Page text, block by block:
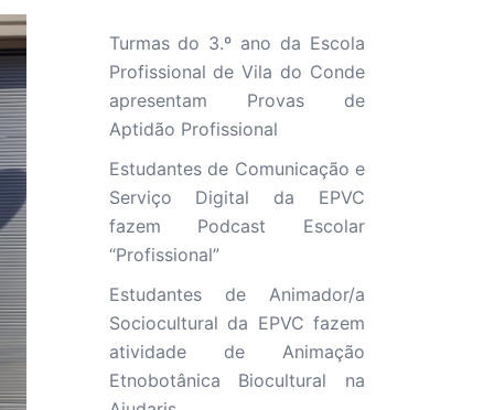
Turmas do 3.º ano da Escola
Profissional de Vila do Conde
apresentam Provas de
Aptidão Profissional
Estudantes de Comunicação e
Serviço Digital da EPVC
fazem Podcast Escolar
“Profissional”
Estudantes de Animador/a
Sociocultural da EPVC fazem
atividade de Animação
Etnobotânica Biocultural na